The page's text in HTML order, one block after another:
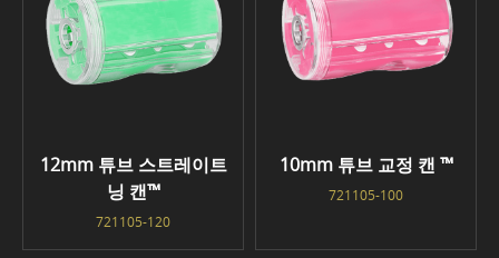
12mm 튜브 스트레이트
닝 캔™
721105-120
10mm 튜브 교정 캔 ™
721105-100